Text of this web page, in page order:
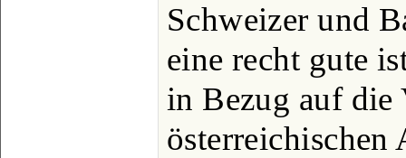
Schweizer und
eine recht gute
in Bezug auf die
österreichischen